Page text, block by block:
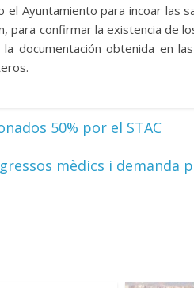
Ayuntamiento para incoar las
para confirmar la existencia de
documentación obtenida en
50% por el STAC
mèdics i demanda